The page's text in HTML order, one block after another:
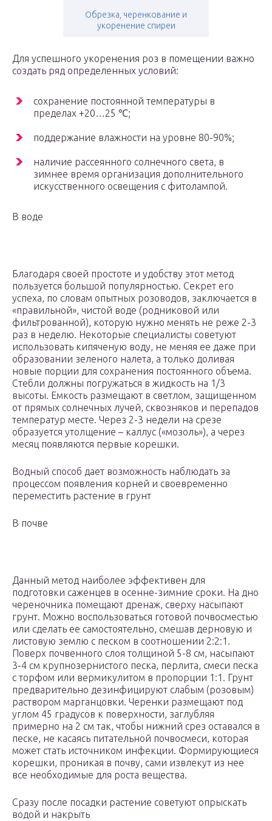
Обрезка, черенкование и
укоренение спиреи
Для успешного укоренения роз в помещении важно
создать ряд определенных условий:
сохранение постоянной температуры в
пределах +20…25 ℃;
поддержание влажности на уровне 80-90%;
наличие рассеянного солнечного света, в
зимнее время организация дополнительного
искусственного освещения с фитолампой.
В воде
Благодаря своей простоте и удобству этот метод
пользуется большой популярностью. Секрет его
успеха, по словам опытных розоводов, заключается в
«правильной», чистой воде (родниковой или
фильтрованной), которую нужно менять не реже 2-3
раз в неделю. Некоторые специалисты советуют
использовать кипяченую воду, не меняя ее даже при
образовании зеленого налета, а только доливая
новые порции для сохранения постоянного объема.
Стебли должны погружаться в жидкость на 1/3
высоты. Емкость размещают в светлом, защищенном
от прямых солнечных лучей, сквозняков и перепадов
температур месте. Через 2-3 недели на срезе
образуется утолщение – каллус («мозоль»), а через
месяц появляются первые корешки.
Водный способ дает возможность наблюдать за
процессом появления корней и своевременно
переместить растение в грунт
В почве
Данный метод наиболее эффективен для
подготовки саженцев в осенне-зимние сроки. На дно
череночника помещают дренаж, сверху насыпают
грунт. Можно воспользоваться готовой почвосместью
или сделать ее самостоятельно, смешав дерновую и
листовую землю с песком в соотношении 2:2:1.
Поверх почвенного слоя толщиной 5-8 см, насыпают
3-4 см крупнозернистого песка, перлита, смеси песка
с торфом или вермикулитом в пропорции 1:1. Грунт
предварительно дезинфицируют слабым (розовым)
раствором марганцовки. Черенки размещают под
углом 45 градусов к поверхности, заглубляя
примерно на 2 см так, чтобы нижний срез оставался в
песке, не касаясь питательной почвосмеси, которая
может стать источником инфекции. Формирующиеся
корешки, проникая в почву, сами извлекут из нее
все необходимые для роста вещества.
Сразу после посадки растение советуют опрыскать
водой и накрыть